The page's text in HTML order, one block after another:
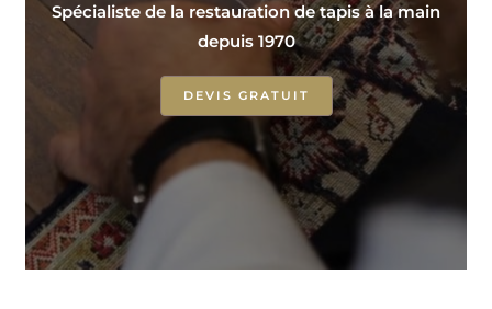
Spécialiste de la restauration de tapis à la main
depuis 1970
DEVIS GRATUIT